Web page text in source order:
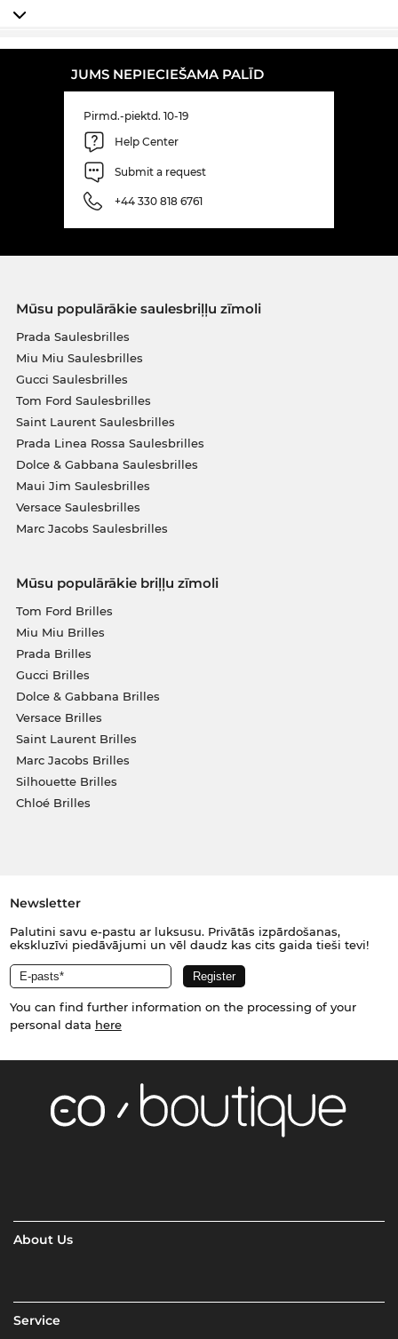
JUMS NEPIECIEŠAMA PALĪD
Pirmd.-piektd. 10-19
Help Center
Submit a request
+44 330 818 6761
Mūsu populārākie saulesbriļļu zīmoli
Prada Saulesbrilles
Miu Miu Saulesbrilles
Gucci Saulesbrilles
Tom Ford Saulesbrilles
Saint Laurent Saulesbrilles
Prada Linea Rossa Saulesbrilles
Dolce & Gabbana Saulesbrilles
Maui Jim Saulesbrilles
Versace Saulesbrilles
Marc Jacobs Saulesbrilles
Mūsu populārākie briļļu zīmoli
Tom Ford Brilles
Miu Miu Brilles
Prada Brilles
Gucci Brilles
Dolce & Gabbana Brilles
Versace Brilles
Saint Laurent Brilles
Marc Jacobs Brilles
Silhouette Brilles
Chloé Brilles
Newsletter
Palutini savu e-pastu ar luksusu. Privātās izpārdošanas,
ekskluzīvi piedāvājumi un vēl daudz kas cits gaida tieši tevi!
You can find further information on the processing of your
personal data here
About Us
Service